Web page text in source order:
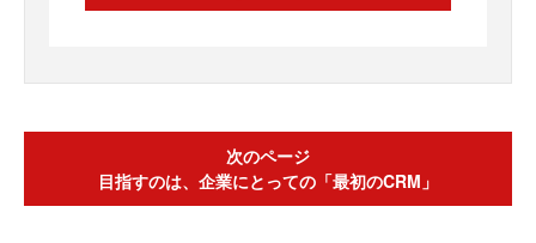
次のページ
目指すのは、企業にとっての「最初のCRM」